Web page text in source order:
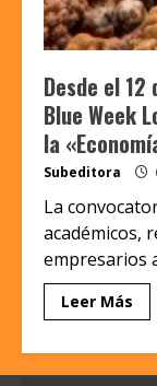
Desde el
Blue Week
la
Subeditora
La
académicos,
empresarios
Leer Más